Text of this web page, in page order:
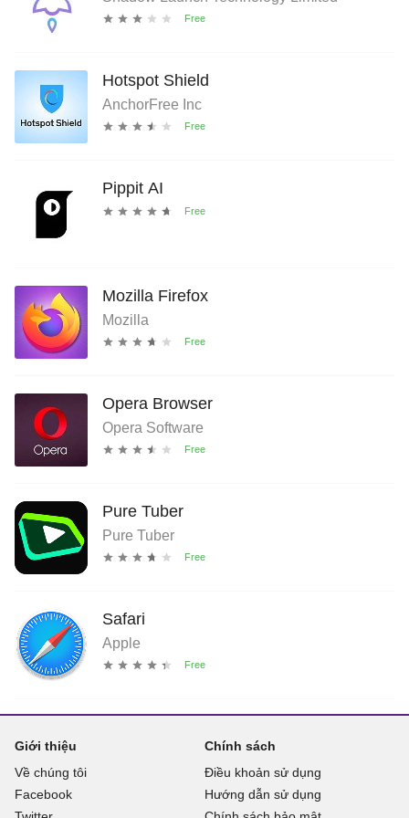
Hotspot Shield
AnchorFree Inc
Pippit AI
Mozilla Firefox
Mozilla
Opera Browser
Opera Software
Pure Tuber
Pure Tuber
Safari
Apple
Giới thiệu
Về chúng tôi
Facebook
Chính sách
Điều khoản sử dụng
Hướng dẫn sử dụng